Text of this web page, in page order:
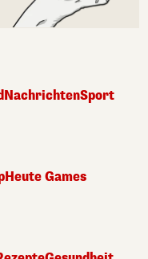
NachrichtenSport
Heute Games